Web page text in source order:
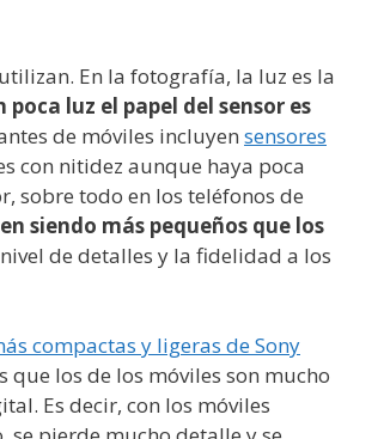
En la fotografía, la luz es la
luz el papel del sensor es
de móviles incluyen sensores
con nitidez aunque haya poca
sobre todo en los teléfonos de
siendo más pequeños que los
de detalles y la fidelidad a los
compactas y ligeras de Sony
los de los móviles son mucho
Es decir, con los móviles